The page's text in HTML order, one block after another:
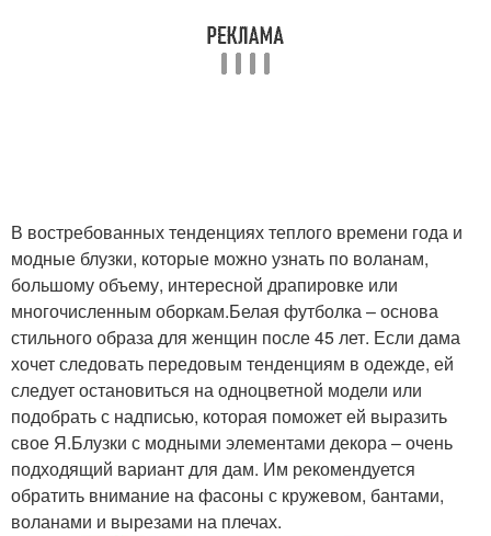
В востребованных тенденциях теплого времени года и
модные блузки, которые можно узнать по воланам,
большому объему, интересной драпировке или
многочисленным оборкам.Белая футболка – основа
стильного образа для женщин после 45 лет. Если дама
хочет следовать передовым тенденциям в одежде, ей
следует остановиться на одноцветной модели или
подобрать с надписью, которая поможет ей выразить
свое Я.Блузки с модными элементами декора – очень
подходящий вариант для дам. Им рекомендуется
обратить внимание на фасоны с кружевом, бантами,
воланами и вырезами на плечах.